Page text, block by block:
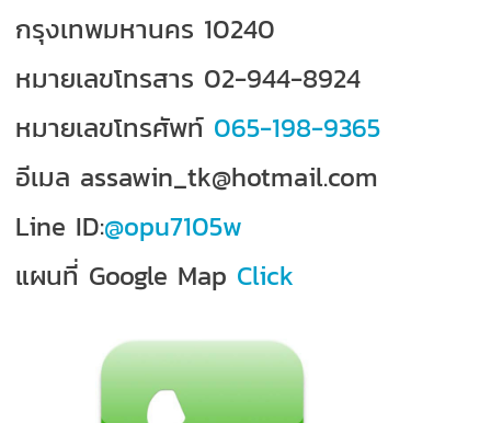
กรุงเทพมหานคร 10240
หมายเลขโทรสาร 02-944-8924
หมายเลขโทรศัพท์ 065-198-9365
อีเมล assawin_tk@hotmail.com
Line ID:@opu7105w
แผนที่ Google Map Click